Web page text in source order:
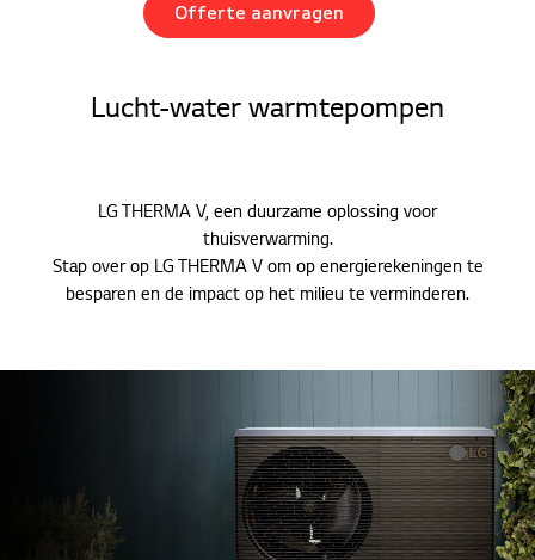
Offerte aanvragen
Lucht-water warmtepompen
LG THERMA V, een duurzame oplossing voor
thuisverwarming.
Stap over op LG THERMA V om op energierekeningen te
besparen en de impact op het milieu te verminderen.